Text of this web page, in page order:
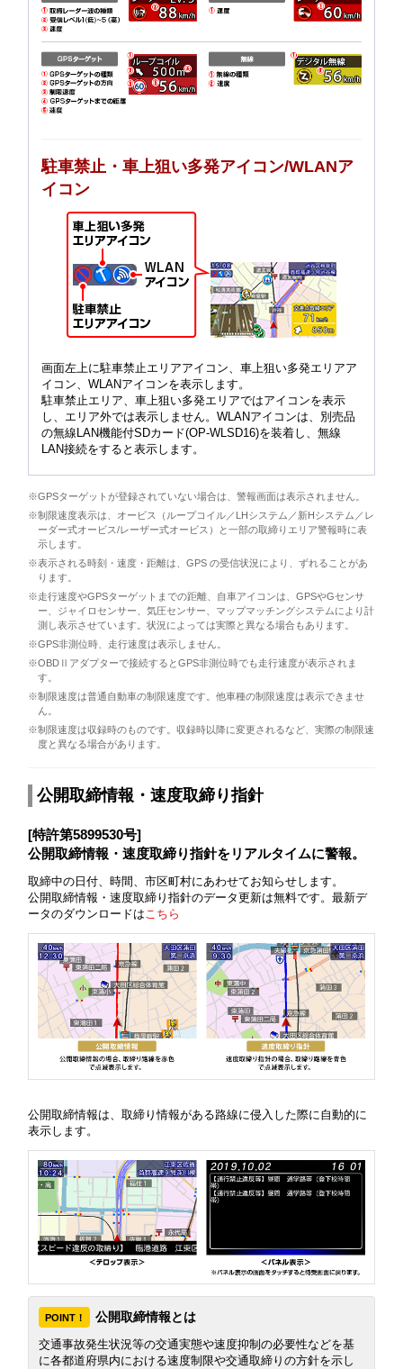
駐車禁止・車上狙い多発アイコン/WLANア
イコン
画面左上に駐車禁止エリアアイコン、車上狙い多発エリアア
イコン、WLANアイコンを表示します。
駐車禁止エリア、車上狙い多発エリアではアイコンを表示
し、エリア外では表示しません。WLANアイコンは、別売品
の無線LAN機能付SDカード(OP-WLSD16)を装着し、無線
LAN接続をすると表示します。
※GPSターゲットが登録されていない場合は、警報画面は表示されません。
※制限速度表示は、オービス（ループコイル／LHシステム／新Hシステム／レ
ーダー式オービス/レーザー式オービス）と一部の取締りエリア警報時に表
示します。
※表示される時刻・速度・距離は、GPS の受信状況により、ずれることがあ
ります。
※走行速度やGPSターゲットまでの距離、自車アイコンは、GPSやGセンサ
ー、ジャイロセンサー、気圧センサー、マップマッチングシステムにより計
測し表示させています。状況によっては実際と異なる場合もあります。
※GPS非測位時、走行速度は表示しません。
※OBDⅡアダプターで接続するとGPS非測位時でも走行速度が表示されま
す。
※制限速度は普通自動車の制限速度です。他車種の制限速度は表示できませ
ん。
※制限速度は収録時のものです。収録時以降に変更されるなど、実際の制限速
度と異なる場合があります。
公開取締情報・速度取締り指針
[特許第5899530号]
公開取締情報・速度取締り指針をリアルタイムに警報。
取締中の日付、時間、市区町村にあわせてお知らせします。
公開取締情報・速度取締り指針のデータ更新は無料です。最新デ
ータのダウンロードはこちら
公開取締情報は、取締り情報がある路線に侵入した際に自動的に
表示します。
POINT！ 公開取締情報とは
交通事故発生状況等の交通実態や速度抑制の必要性などを基
に各都道府県内における速度制限や交通取締りの方針を示し